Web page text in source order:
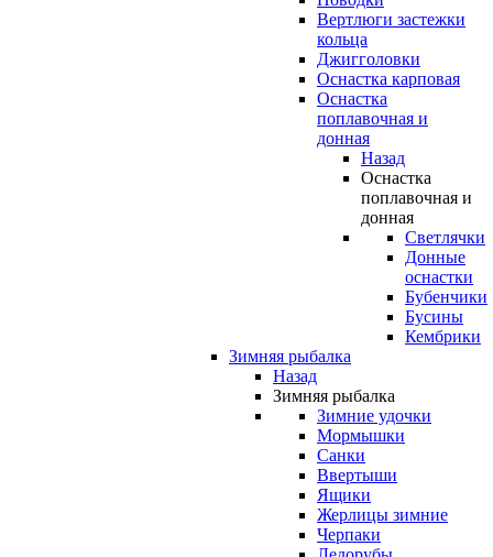
Вертлюги застежки
кольца
Джигголовки
Оснастка карповая
Оснастка
поплавочная и
донная
Назад
Оснастка
поплавочная и
донная
Светлячки
Донные
оснастки
Бубенчики
Бусины
Кембрики
Зимняя рыбалка
Назад
Зимняя рыбалка
Зимние удочки
Мормышки
Санки
Ввертыши
Ящики
Жерлицы зимние
Черпаки